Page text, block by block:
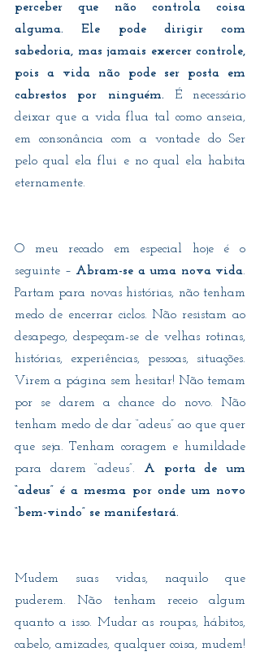
perceber que não controla coisa
alguma. Ele pode dirigir com
sabedoria, mas jamais exercer controle,
pois a vida não pode ser posta em
cabrestos por ninguém. É necessário
deixar que a vida flua tal como anseia,
em consonância com a vontade do Ser
pelo qual ela flui e no qual ela habita
eternamente.
O meu recado em especial hoje é o
seguinte – Abram-se a uma nova vida.
Partam para novas histórias, não tenham
medo de encerrar ciclos. Não resistam ao
desapego, despeçam-se de velhas rotinas,
histórias, experiências, pessoas, situações.
Virem a página sem hesitar! Não temam
por se darem a chance do novo. Não
tenham medo de dar “adeus” ao que quer
que seja. Tenham coragem e humildade
para darem “adeus”. A porta de um
“adeus” é a mesma por onde um novo
“bem-vindo” se manifestará.
Mudem suas vidas, naquilo que
puderem. Não tenham receio algum
quanto a isso. Mudar as roupas, hábitos,